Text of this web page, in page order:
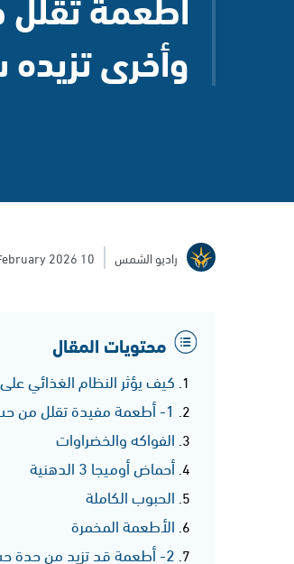
وأخرى
راديو الشمس 10 February 2026
محتويات المقال
كيف يؤثر النظام الغذائي
1- أطعمة مفيدة تقلل من حب الشباب مع الوقت
الفواكه والخضراوات
أحماض أوميجا 3 الدهنية
الحبوب الكاملة
الأطعمة المخمرة
2- أطعمة قد تزيد من حدة حب الشباب